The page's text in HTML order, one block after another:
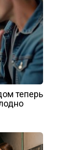
теперь